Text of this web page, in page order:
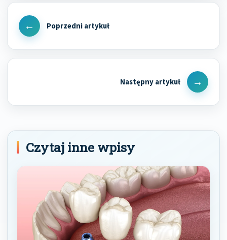
Nawigacja
wpisu
Previous
Next
Post
Czytaj inne wpisy